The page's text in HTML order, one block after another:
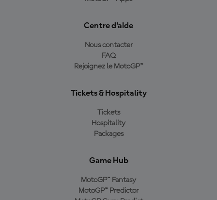
Centre d'aide
Nous contacter
FAQ
Rejoignez le MotoGP™
Tickets & Hospitality
Tickets
Hospitality
Packages
Game Hub
MotoGP™ Fantasy
MotoGP™ Predictor